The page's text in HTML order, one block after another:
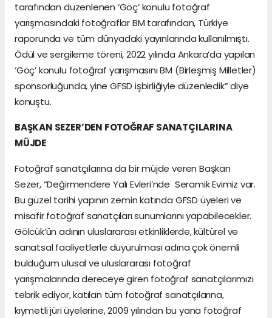
tarafından düzenlenen ‘Göç’ konulu fotoğraf
yarışmasındaki fotoğraflar BM tarafından, Türkiye
raporunda ve tüm dünyadaki yayınlarında kullanılmıştı.
Ödül ve sergileme töreni, 2022 yılında Ankara’da yapılan
‘Göç’ konulu fotoğraf yarışmasını BM (Birleşmiş Milletler)
sponsorluğunda, yine GFSD işbirliğiyle düzenledik” diye
konuştu.
BAŞKAN SEZER’DEN FOTOĞRAF SANATÇILARINA
MÜJDE
Fotoğraf sanatçılarına da bir müjde veren Başkan
Sezer, “Değirmendere Yalı Evleri’nde Seramik Evimiz var.
Bu güzel tarihi yapının zemin katında GFSD üyeleri ve
misafir fotoğraf sanatçıları sunumlarını yapabilecekler.
Gölcük’ün adının uluslararası etkinliklerde, kültürel ve
sanatsal faaliyetlerle duyurulması adına çok önemli
bulduğum ulusal ve uluslararası fotoğraf
yarışmalarında dereceye giren fotoğraf sanatçılarımızı
tebrik ediyor, katılan tüm fotoğraf sanatçılarına,
kıymetli jüri üyelerine, 2009 yılından bu yana fotoğraf